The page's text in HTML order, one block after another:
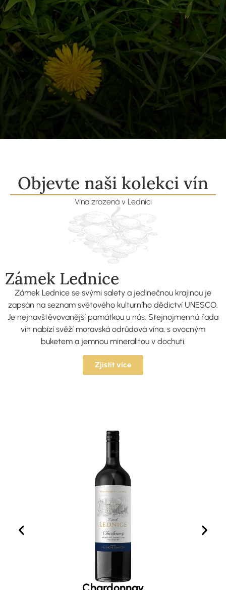
Objevte naši kolekci vín
Vína zrozená v Lednici
Zámek Lednice
Zámek Lednice se svými salety a jedinečnou krajinou je
zapsán na seznam světového kulturního dědictví UNESCO.
Je nejnavštěvovanější památkou u nás. Stejnojmenná řada
vín nabízí svěží moravská odrůdová vína, s ovocným
buketem a jemnou mineralitou v dochuti.
Zjistit více